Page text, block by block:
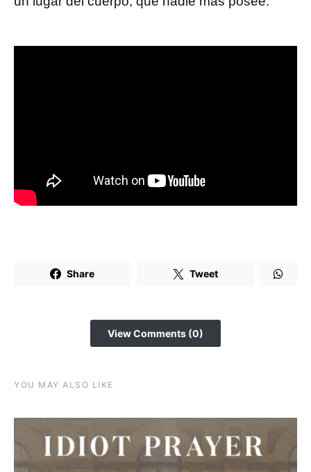
Share Tweet
View Comments (0)
YOU MAY ALSO LIKE